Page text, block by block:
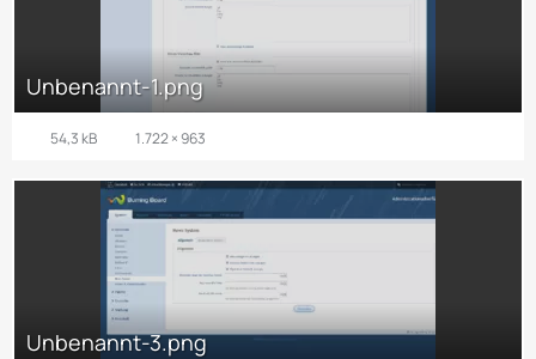
Unbenannt-1.png
54,3 kB 1.722 × 963
Unbenannt-3.png